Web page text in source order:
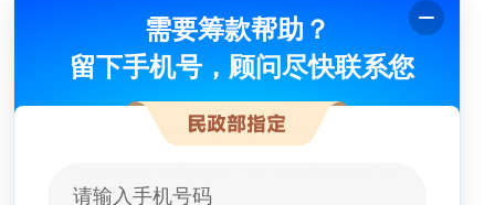
盛典现场，水滴筹和水滴公益总经理
并发展成为行业领军者，并分享了发生在
需要筹款帮助？
留下手机号，顾问尽快联系您